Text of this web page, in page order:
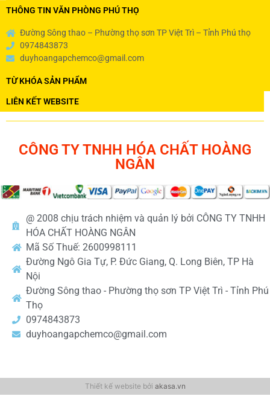
THÔNG TIN VĂN PHÒNG PHÚ THỌ
Đường Sông thao – Phường thọ sơn TP Việt Trì – Tỉnh Phú thọ
0974843873
duyhoangapchemco@gmail.com
TỪ KHÓA SẢN PHẨM
LIÊN KẾT WEBSITE
CÔNG TY TNHH HÓA CHẤT HOÀNG
NGÂN
@ 2008 chịu trách nhiệm và quản lý bởi CÔNG TY TNHH
HÓA CHẤT HOÀNG NGÂN
Mã Số Thuế: 2600998111
Đường Ngô Gia Tự, P. Đức Giang, Q. Long Biên, TP Hà
Nội
Đường Sông thao - Phường thọ sơn TP Việt Trì - Tỉnh Phú
Thọ
0974843873
duyhoangapchemco@gmail.com
Thiết kế website bởi akasa.vn